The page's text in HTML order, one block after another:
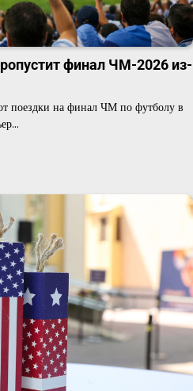
финал ЧМ-2026 из-
поездки на финал ЧМ по футболу в